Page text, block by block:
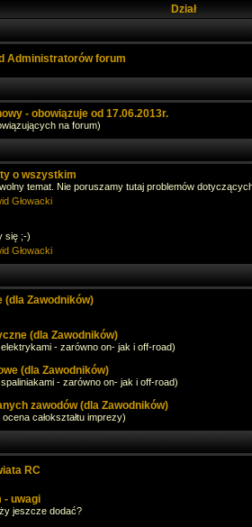
Dział
Administratorów forum
- obowiązuje od 17.06.2013r.
na forum)
o wszystkim
temat. Nie poruszamy tutaj problemów
Głowacki
się ;-)
Głowacki
(dla Zawodników)
(dla Zawodników)
- zarówno on- jak i off-road)
(dla Zawodników)
- zarówno on- jak i off-road)
zawodów (dla Zawodników)
całokształtu imprezy)
RC
- uwagi
jeszcze dodać?